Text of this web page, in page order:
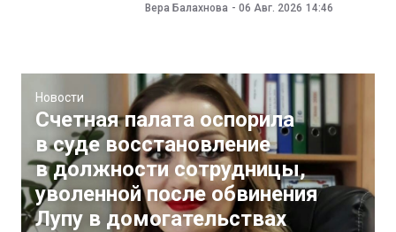
Вера Балахнова - 06 Авг. 2026 14:46
Новости
Счетная палата оспорила
в суде восстановление
в должности сотрудницы,
уволенной после обвинения
Лупу в домогательствах